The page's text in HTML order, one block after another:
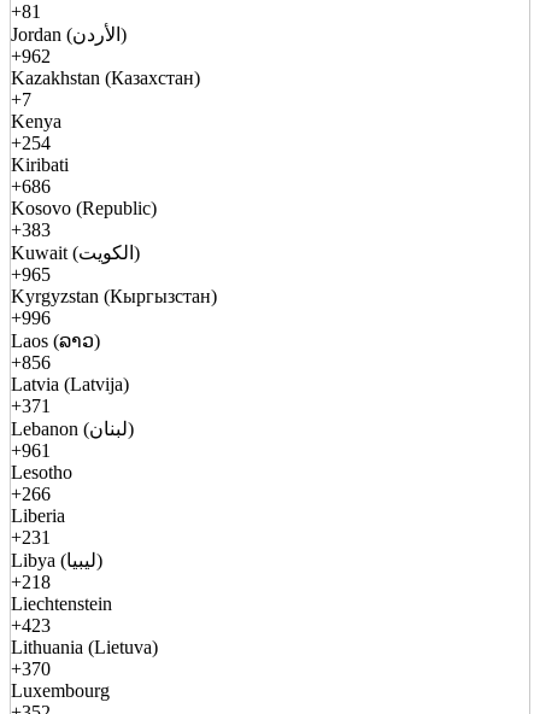
+81
Jordan (الأردن)
+962
Kazakhstan (Казахстан)
+7
Kenya
+254
Kiribati
+686
Kosovo (Republic)
+383
Kuwait (الكويت)
+965
Kyrgyzstan (Кыргызстан)
+996
Laos (ລາວ)
+856
Latvia (Latvija)
+371
Lebanon (لبنان)
+961
Lesotho
+266
Liberia
+231
Libya (ليبيا)
+218
Liechtenstein
+423
Lithuania (Lietuva)
+370
Luxembourg